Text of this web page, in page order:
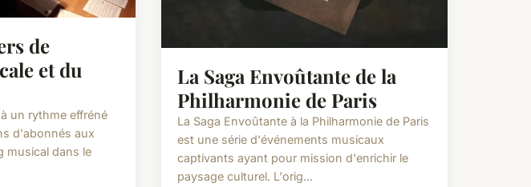
de
et du
un rythme effréné
d'abonnés aux
musical dans le
La Saga Envoûtante de la
Philharmonie de Paris
La Saga Envoûtante à la Philharmonie de Paris
est une série d'événements musicaux
captivants ayant pour mission d'enrichir le
paysage culturel. L'orig...